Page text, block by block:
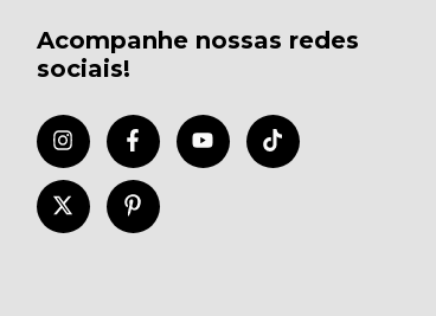
Acompanhe nossas redes
sociais!